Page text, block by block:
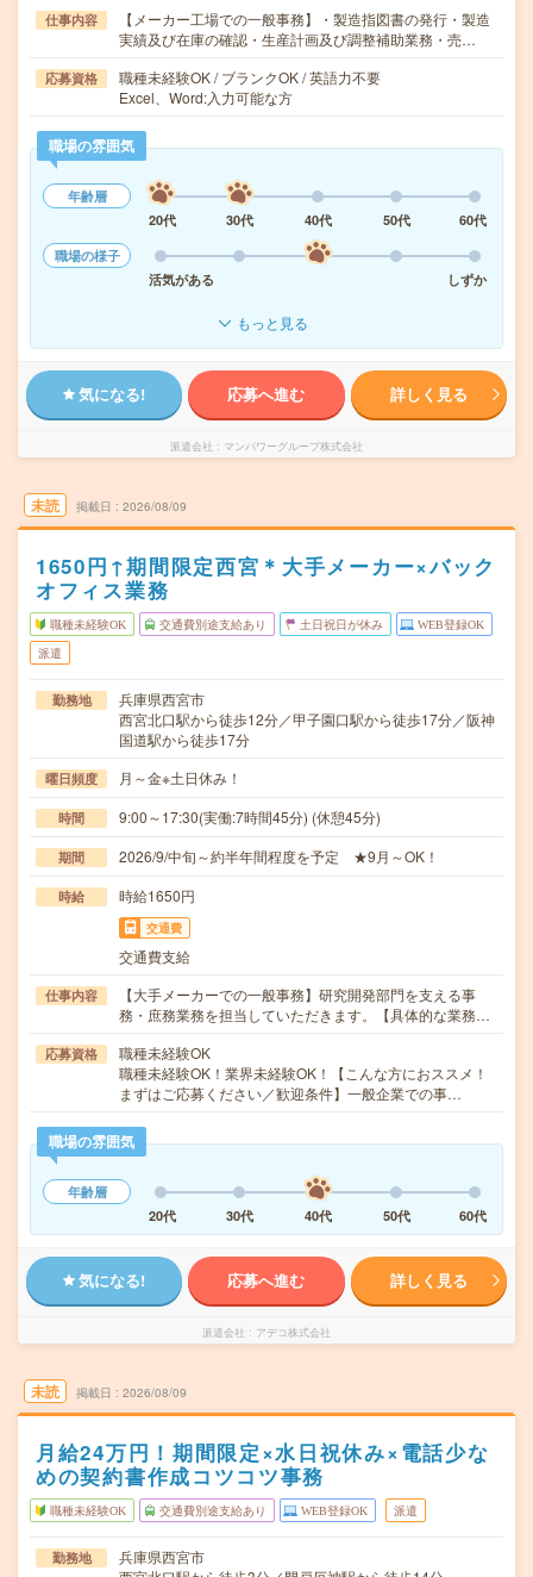
仕事内容
【メーカー工場での一般事務】・製造指図書の発行・製造
実績及び在庫の確認・生産計画及び調整補助業務・売…
応募資格
職種未経験OK / ブランクOK / 英語力不要
Excel、Word:入力可能な方
職場の雰囲気
年齢層
20代
30代 40代 50代
60代
職場の様子
活気がある
しずか
もっと見る
気になる! 応募へ進む 詳しく見る
派遣会社 マンパワーグループ株式会社
未読 掲載日 2026/08/09
1650円↑期間限定西宮＊大手メーカー×バック
オフィス業務
職種未経験OK 交通費別途支給あり 土日祝日が休み WEB登録OK
派遣
勤務地
兵庫県西宮市
西宮北口駅から徒歩12分／甲子園口駅から徒歩17分／阪神
国道駅から徒歩17分
曜日頻度 月～金※土日休み！
時間 9:00～17:30(実働:7時間45分) (休憩45分)
期間 2026/9/中旬～約半年間程度を予定 ★9月～OK！
時給 時給1650円
交通費
交通費支給
仕事内容
【大手メーカーでの一般事務】研究開発部門を支える事
務・庶務業務を担当していただきます。【具体的な業務…
応募資格
職種未経験OK
職種未経験OK！業界未経験OK！【こんな方におススメ！
まずはご応募ください／歓迎条件】一般企業での事…
職場の雰囲気
年齢層
20代
30代 40代 50代 60代
気になる! 応募へ進む 詳しく見る
派遣会社 アデコ株式会社
未読 掲載日 2026/08/09
月給24万円！期間限定×水日祝休み×電話少な
めの契約書作成コツコツ事務
職種未経験OK 交通費別途支給あり WEB登録OK 派遣
勤務地
兵庫県西宮市